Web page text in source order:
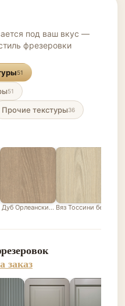
под ваш вкус —
фрезеровки
51
51
Прочие текстуры36
бежевый
Дуб Орлеанский песочно-бежевый
Вяз Тоссини белый
заказ